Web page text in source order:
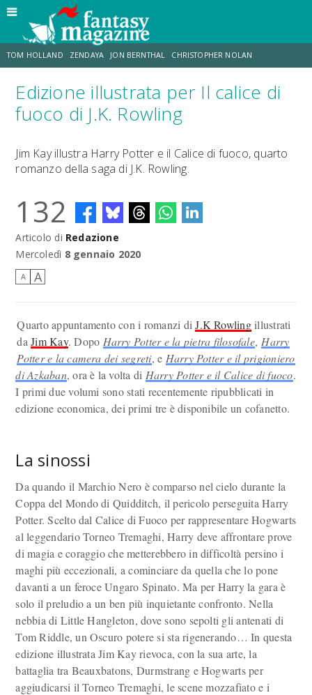
TOM HOLLAND ZENDAYA JON BERNTHAL CHRISTOPHER NOLAN
STRANIMONDI LUCCA COMICS & GAMES ODISSEA TRAMELL TILLMAN
Edizione illustrata per Il calice di
fuoco di J.K. Rowling
Jim Kay illustra Harry Potter e il Calice di fuoco, quarto
romanzo della saga di J.K. Rowling.
132
Articolo di Redazione
Mercoledì 8 gennaio 2020
A A
Quarto appuntamento con i romanzi diJ.K Rowlingillustrati
daJim Kay. Dopo Harry Potter e la pietra filosofale, Harry
Potter e la camera dei segreti, e Harry Potter e il prigioniero
di Azkaban, ora è la volta di Harry Potter e il Calice di fuoco.
I primi due volumi sono stati recentemente ripubblicati in
edizione economica, dei primi tre è disponibile un cofanetto.
La sinossi
Da quando il Marchio Nero è comparso nel cielo durante la
Coppa del Mondo di Quidditch, il pericolo perseguita Harry
Potter. Scelto dal Calice di Fuoco per rappresentare Hogwarts
al leggendario Torneo Tremaghi, Harry deve affrontare prove
di magia e coraggio che metterebbero in difficoltà persino i
maghi più eccezionali, a cominciare da quella che lo pone
davanti a un feroce Ungaro Spinato. Ma per Harry la gara è
solo il preludio a un ben più inquietante confronto. Nella
nebbia di Little Hangleton, dove sono sepolti gli antenati di
Tom Riddle, un Oscuro potere si sta rigenerando… In questa
edizione illustrata Jim Kay rievoca, con la sua arte, la
battaglia tra Beauxbatons, Durmstrang e Hogwarts per
aggiudicarsi il Torneo Tremaghi, le scene mozzafiato e i